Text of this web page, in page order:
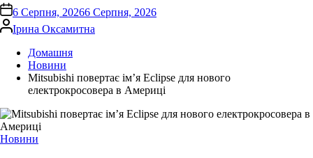
on6 Серпня, 20266 Серпня, 2026
Опубліковано
Ірина Оксамитна
Домашня
Новини
Mitsubishi повертає ім’я Eclipse для нового
електрокросовера в Америці
Опублікувати
Новини